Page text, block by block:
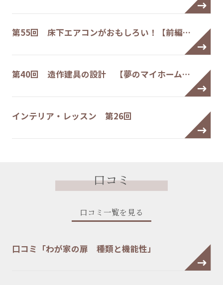
第55回 床下エアコンがおもしろい！【前編…
第40回 造作建具の設計 【夢のマイホーム…
インテリア・レッスン 第26回
口コミ
口コミ一覧を見る
口コミ「わが家の扉 種類と機能性」